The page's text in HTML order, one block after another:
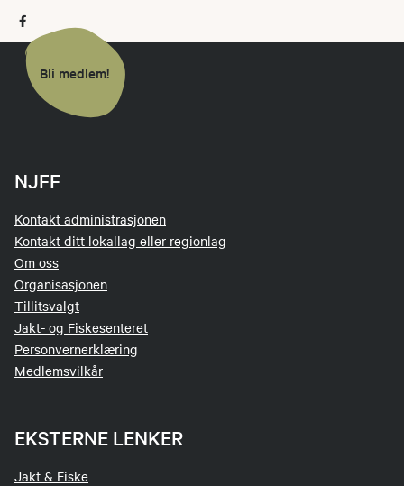
Bli medlem!
NJFF
Kontakt administrasjonen
Kontakt ditt lokallag eller regionlag
Om oss
Organisasjonen
Tillitsvalgt
Jakt- og Fiskesenteret
Personvernerklæring
Medlemsvilkår
EKSTERNE LENKER
Jakt & Fiske